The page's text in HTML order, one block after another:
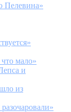
Пелевина»
мало»
и
из